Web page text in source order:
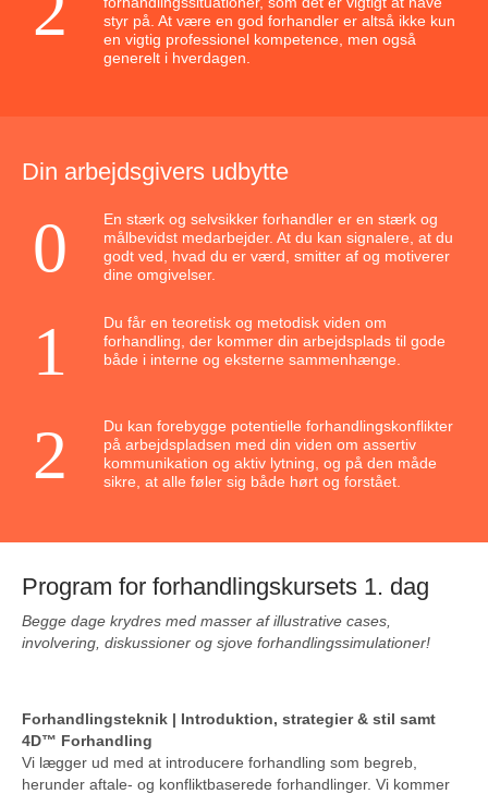
styr på. At være en god forhandler er altså ikke kun
en vigtig professionel kompetence, men også
generelt i hverdagen.
Din arbejdsgivers udbytte
En stærk og selvsikker forhandler er en stærk og
målbevidst medarbejder. At du kan signalere, at du
godt ved, hvad du er værd, smitter af og motiverer
dine omgivelser.
Du får en teoretisk og metodisk viden om
forhandling, der kommer din arbejdsplads til gode
både i interne og eksterne sammenhænge.
Du kan forebygge potentielle forhandlingskonflikter
på arbejdspladsen med din viden om assertiv
kommunikation og aktiv lytning, og på den måde
sikre, at alle føler sig både hørt og forstået.
Program for forhandlingskursets 1. dag
Begge dage krydres med masser af illustrative cases,
involvering, diskussioner og sjove forhandlingssimulationer!
Forhandlingsteknik | Introduktion, strategier & stil samt
4D™ Forhandling
Vi lægger ud med at introducere forhandling som begreb,
herunder aftale- og konfliktbaserede forhandlinger. Vi kommer